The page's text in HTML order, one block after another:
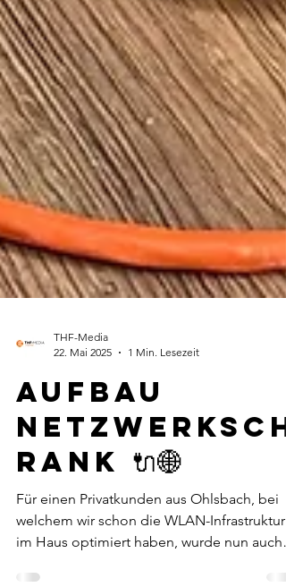
THF-Media
22. Mai 2025
1 Min. Lesezeit
Aufbau
Netzwerksch
rank 🔌🌐
Für einen Privatkunden aus Ohlsbach, bei